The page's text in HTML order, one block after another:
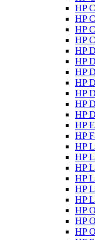
HP
HP
HP
HP
HP
HP
HP
HP
HP
HP
HP
HP
HP
HP
HP
HP
HP
HP
HP
HP
HP
HP